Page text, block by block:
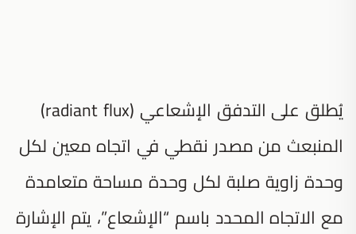
يُطلق على التدفق الإشعاعي (radiant flux)
المنبعث من مصدر نقطي في اتجاه معين لكل
وحدة زاوية صلبة لكل وحدة مساحة متعامدة
مع الاتجاه المحدد باسم “الإشعاع”، يتم الإشارة